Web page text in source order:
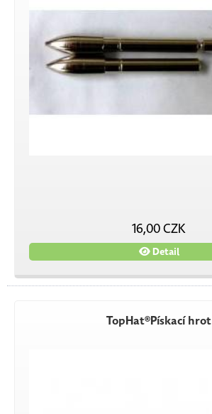
16,00 CZK
Detail
TopHat®Pískací hrot